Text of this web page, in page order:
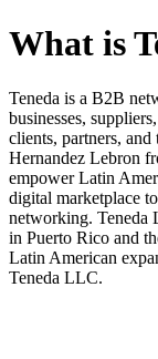
What is
Teneda is a B2B
businesses,
clients, partners,
Hernandez Lebron
empower Latin
digital marketplace
networking. Teneda
in Puerto Rico and
Latin American
Teneda LLC.